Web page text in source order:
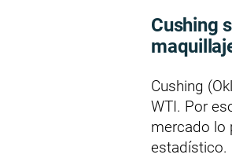
Cushing
Cushing
WTI. Por
mercado lo
estadístico.